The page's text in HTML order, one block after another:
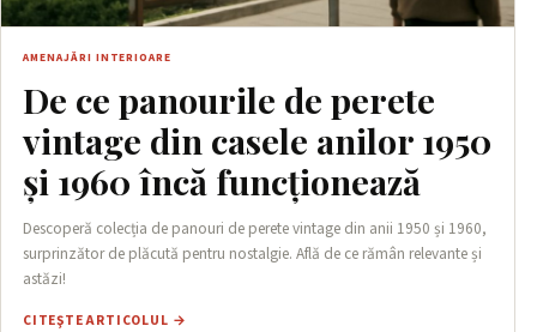
AMENAJĂRI INTERIOARE
De ce panourile de perete
vintage din casele anilor 1950
și 1960 încă funcționează
Descoperă colecția de panouri de perete vintage din anii 1950 și 1960,
surprinzător de plăcută pentru nostalgie. Află de ce rămân relevante și
astăzi!
CITEŞTE ARTICOLUL →